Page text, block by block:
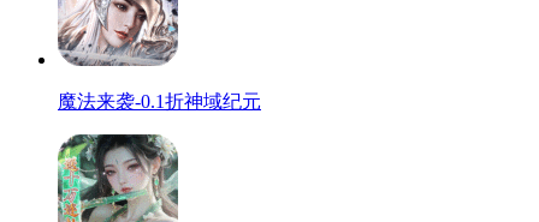
魔法来袭-0.1折神域纪元